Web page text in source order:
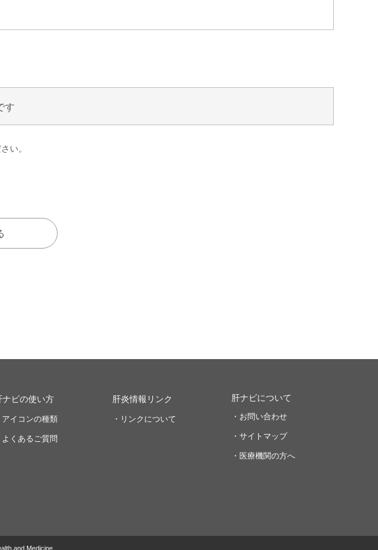
す
い。
ナビの使い方
アイコンの種類
よくあるご質問
肝炎情報リンク
・リンクについて
肝ナビについて
・お問い合わせ
・サイトマップ
・医療機関の方へ
and Medicine.